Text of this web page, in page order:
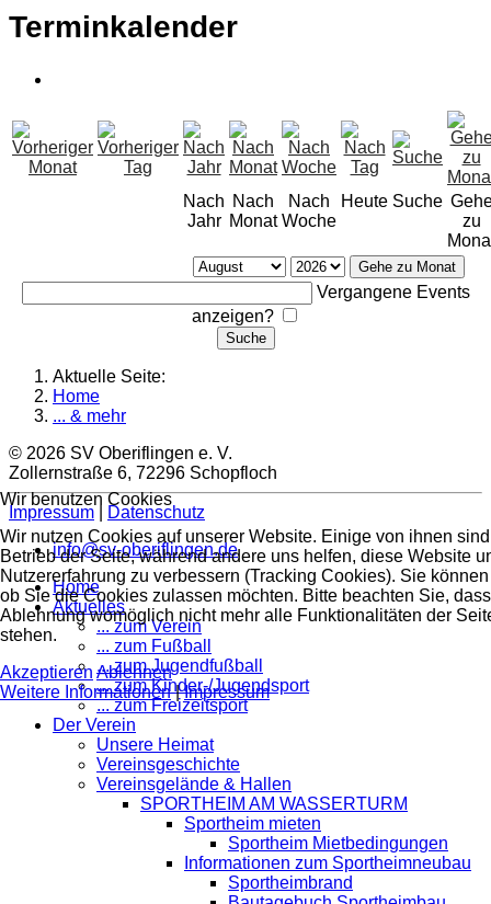
Terminkalender
Nach
Jahr
Nach
Monat
Nach
Woche
Heute Suche
zu
Gehe zu Monat
Vergangene Events
anzeigen?
Aktuelle Seite:
Home
... & mehr
© 2026 SV Oberiflingen e. V.
Zollernstraße 6, 72296 Schopfloch
Impressum
Datenschutz
info@sv-oberiflingen.de
Home
Aktuelles
... zum Verein
... zum Fußball
... zum Jugendfußball
... zum Kinder-/Jugendsport
... zum Freizeitsport
Der Verein
Unsere Heimat
Vereinsgeschichte
Vereinsgelände & Hallen
SPORTHEIM AM WASSERTURM
Sportheim mieten
Sportheim Mietbedingungen
Informationen zum Sportheimneubau
Sportheimbrand
Wir benutzen Cookies
Wir nutzen Cookies auf unserer Website. Einige von ihnen
Betrieb der Seite, während andere uns helfen, diese Website
Nutzererfahrung zu verbessern (Tracking Cookies). Sie
ob Sie die Cookies zulassen möchten. Bitte beachten Sie,
Ablehnung womöglich nicht mehr alle Funktionalitäten der
stehen.
Akzeptieren Ablehnen
Weitere Informationen|Impressum